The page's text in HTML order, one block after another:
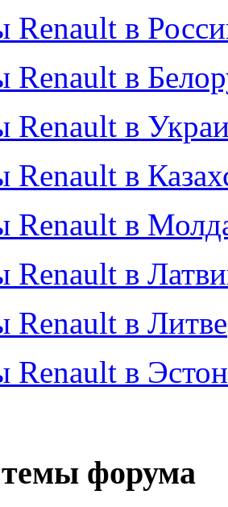
Renault в
Renault в
Renault в
в
Renault в
Renault в
Renault в Литве
Renault в
форума